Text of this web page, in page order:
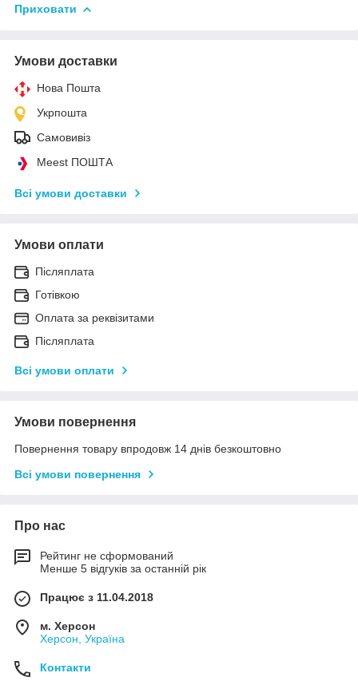
Приховати
Умови доставки
Нова Пошта
Укрпошта
Самовивіз
Meest ПОШТА
Всі умови доставки
Умови оплати
Післяплата
Готівкою
Оплата за реквізитами
Післяплата
Всі умови оплати
Умови повернення
Повернення товару впродовж 14 днів безкоштовно
Всі умови повернення
Про нас
Рейтинг не сформований
Менше 5 відгуків за останній рік
Працює з 11.04.2018
м. Херсон
Херсон, Україна
Контакти